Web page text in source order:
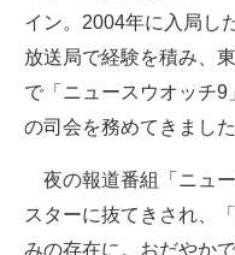
イン。2004年に入局し
放送局で経験を積み、
で「ニュースウオッチ9
の司会を務めてきました
夜の報道番組「ニュ
スターに抜てきされ、
みの存在に。おだやか